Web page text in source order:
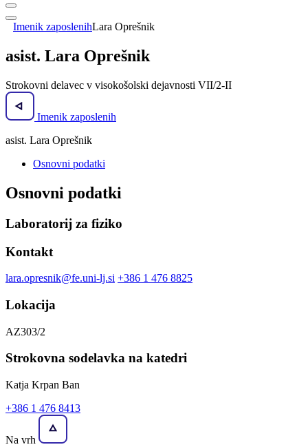
Imenik zaposlenihLara Oprešnik
asist. Lara Oprešnik
Strokovni delavec v visokošolski dejavnosti VII/2-II
Imenik zaposlenih
asist. Lara Oprešnik
Osnovni podatki
Osnovni podatki
Laboratorij za fiziko
Kontakt
lara.opresnik@fe.uni-lj.si +386 1 476 8825
Lokacija
AZ303/2
Strokovna sodelavka na katedri
Katja Krpan Ban
+386 1 476 8413
Na vrh